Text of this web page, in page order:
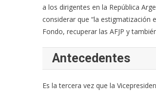
a los dirigentes en la República
considerar que “la estigmatización
Fondo, recuperar las AFJP y
Antecedentes
Es la tercera vez que la